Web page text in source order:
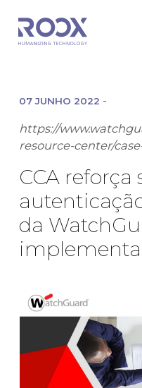
07 JUNHO 2022 -
https://
resource-center/
CCA
da